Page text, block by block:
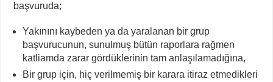
başvuruda;
Yakınını kaybeden ya da yaralanan bir grup
başvurucunun, sunulmuş bütün raporlara rağmen
katliamda zarar gördüklerinin tam anlaşılamadığına,
Bir grup için, hiç verilmemiş bir karara itiraz etmedikleri